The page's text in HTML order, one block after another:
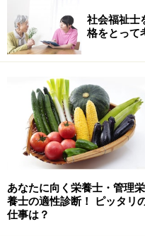
これからのデイサ
社会福祉士
格をとって
あなたに向く栄養士・管理栄
養士の適性診断！ ピッタリ
仕事は？